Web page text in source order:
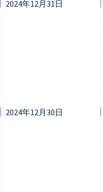
2024年12月31日
2024年12月30日